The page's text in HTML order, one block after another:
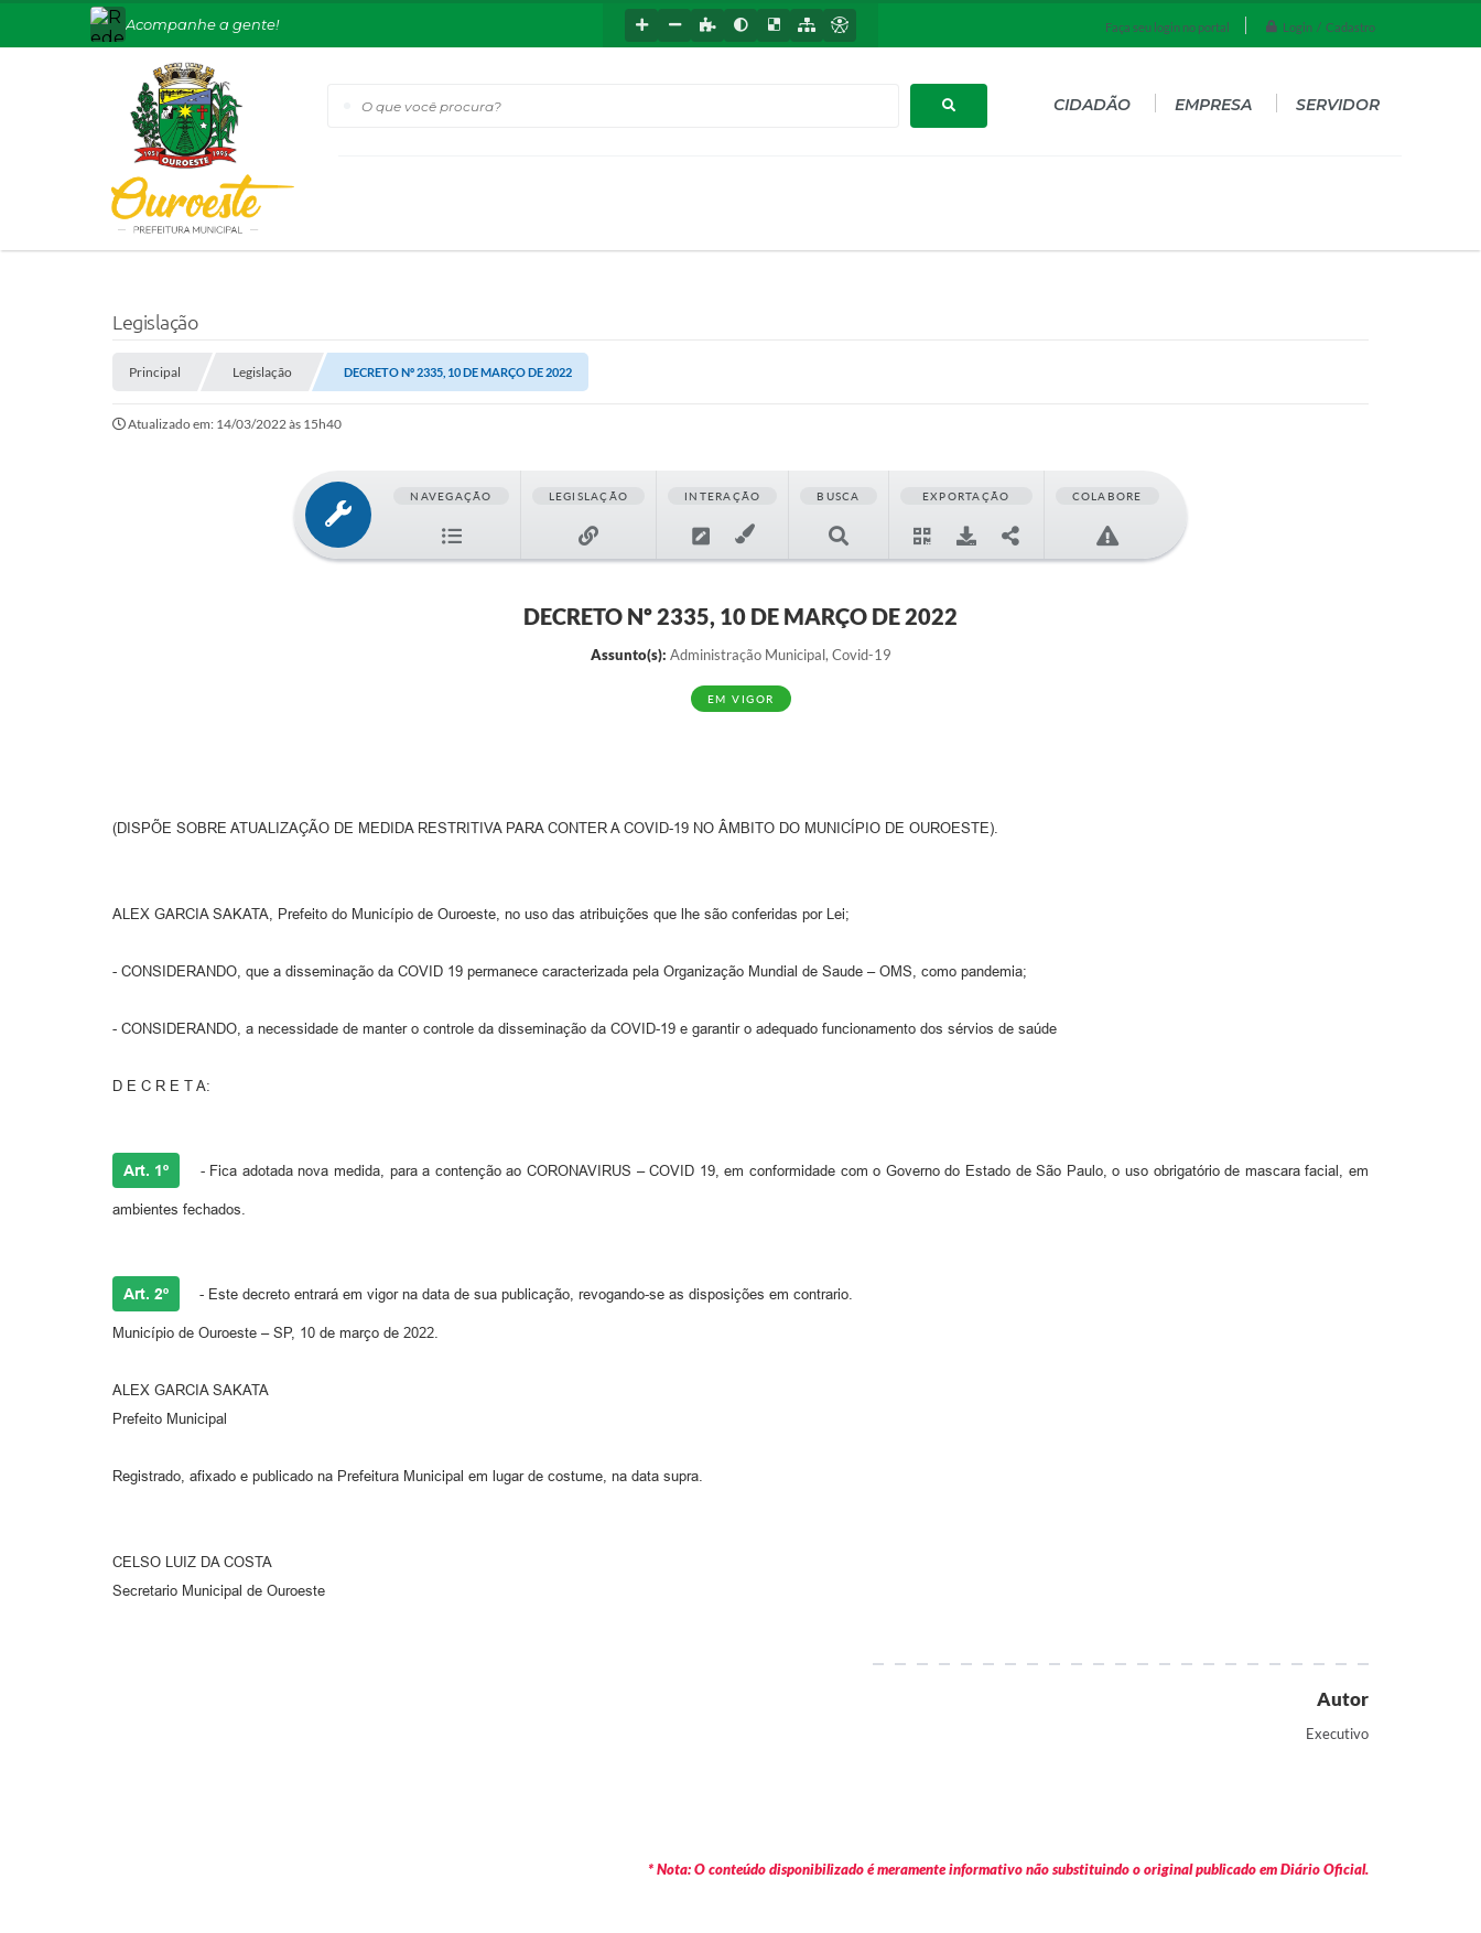
Faça seu login no portal Login / Cadastro
O que você procura?
Acompanhe a gente!
CIDADÃO EMPRESA SERVIDOR
Legislação
Principal Legislação DECRETO Nº 2335, 10 DE MARÇO DE 2022
Atualizado em: 14/03/2022 às 15h40
NAVEGAÇÃO LEGISLAÇÃO INTERAÇÃO BUSCA EXPORTAÇÃO COLABORE
DECRETO Nº 2335, 10 DE MARÇO DE 2022
Assunto(s): Administração Municipal, Covid-19
EM VIGOR
(DISPÕE SOBRE ATUALIZAÇÃO DE MEDIDA RESTRITIVA PARA CONTER A COVID-19 NO ÂMBITO DO MUNICÍPIO DE OUROESTE).
ALEX GARCIA SAKATA, Prefeito do Município de Ouroeste, no uso das atribuições que lhe são conferidas por Lei;
- CONSIDERANDO, que a disseminação da COVID 19 permanece caracterizada pela Organização Mundial de Saude – OMS, como pandemia;
- CONSIDERANDO, a necessidade de manter o controle da disseminação da COVID-19 e garantir o adequado funcionamento dos sérvios de saúde
D E C R E T A:
Art. 1º - Fica adotada nova medida, para a contenção ao CORONAVIRUS – COVID 19, em conformidade com o Governo do Estado de São Paulo, o uso obrigatório de mascara facial, em
ambientes fechados.
Art. 2º - Este decreto entrará em vigor na data de sua publicação, revogando-se as disposições em contrario.
Município de Ouroeste – SP, 10 de março de 2022.
ALEX GARCIA SAKATA
Prefeito Municipal
Registrado, afixado e publicado na Prefeitura Municipal em lugar de costume, na data supra.
CELSO LUIZ DA COSTA
Secretario Municipal de Ouroeste
Autor
Executivo
* Nota: O conteúdo disponibilizado é meramente informativo não substituindo o original publicado em Diário Oficial.